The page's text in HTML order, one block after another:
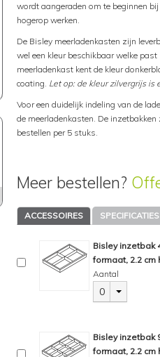
wordt aangeraden om te beginnen
hogerop werken.
De Bisley meerladenkasten zijn
wel een kleur beschikbaar welke
meerladenkast kent de kleur
coating. Let op: de kleur zilvergrijs is
Voor een duidelijk indeling van de
de meerladenkasten. De
bestellen per 5 stuks.
Meer bestellen?
ACCESSOIRES SPECIFICATIES
Bisley inzetbak
formaat, 2.2 cm
Aantal
0
Bisley inzetbak
formaat, 2.2 cm